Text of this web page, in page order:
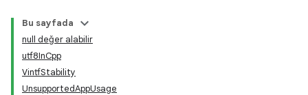
Bu sayfada
null değer alabilir
utf8InCpp
VintfStability
UnsupportedAppUsage